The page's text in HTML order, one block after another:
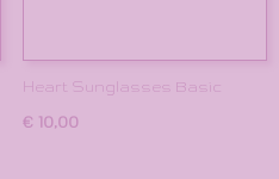
Heart Sunglasses Basic
€ 10,00